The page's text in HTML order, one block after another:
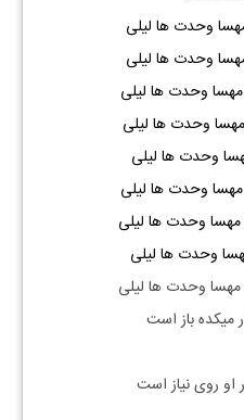
وحدت ها لیلی
وحدت ها لیلی
وحدت ها لیلی
وحدت ها لیلی
وحدت ها لیلی
مهسا وحدت ها لیلی
مهسا وحدت ها لیلی
وحدت ها لیلی
وحدت ها لیلی
میکده باز است
او روی نیاز است